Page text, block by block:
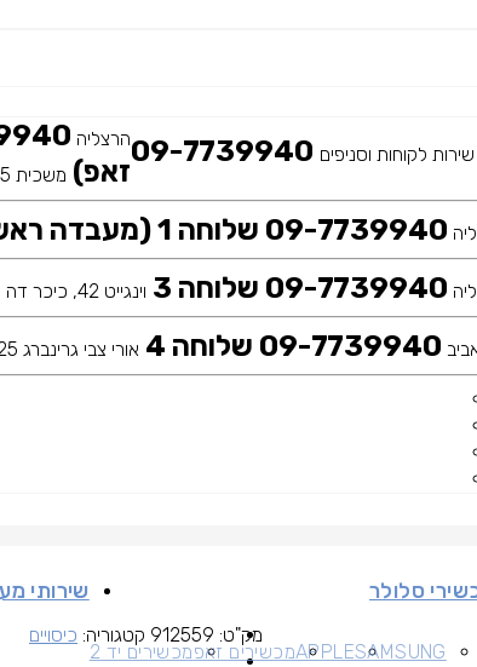
שירות לקוחות וסניפים
הרצליה
זאפ) משכית 35, מרכזים 2001 (כניסה D)
09-7739940 שלוחה 1 (מעבדה ראשית)
09-7739940 שלוחה 3 וינגייט 42, כיכר דה שליט
09-7739940 שלוחה 4 אורי צבי גרינברג 25
סלולר
SAMSUNG
APPLEמכשירים זאפמכשירים יד 2
שירותי
מק"ט: 912559 קטגוריה: כיסויים